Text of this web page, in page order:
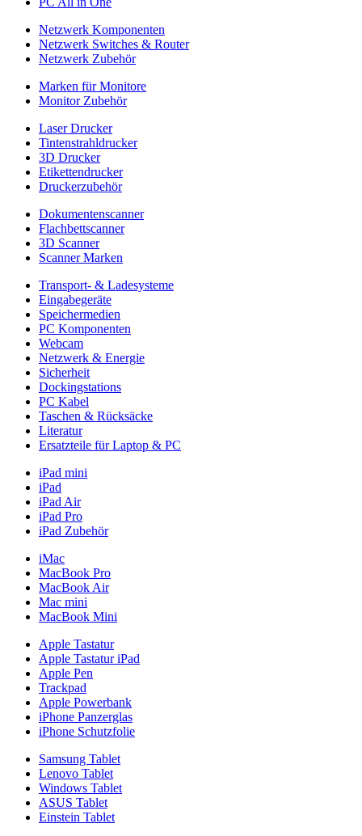
Netzwerk Komponenten
Netzwerk Switches & Router
Netzwerk Zubehör
Marken für Monitore
Monitor Zubehör
Laser Drucker
Tintenstrahldrucker
3D Drucker
Etikettendrucker
Druckerzubehör
Dokumentenscanner
Flachbettscanner
3D Scanner
Scanner Marken
Transport- & Ladesysteme
Eingabegeräte
Speichermedien
PC Komponenten
Webcam
Netzwerk & Energie
Sicherheit
Dockingstations
PC Kabel
Taschen & Rücksäcke
Literatur
Ersatzteile für Laptop & PC
iPad mini
iPad
iPad Air
iPad Pro
iPad Zubehör
iMac
MacBook Pro
MacBook Air
Mac mini
MacBook Mini
Apple Tastatur
Apple Tastatur iPad
Apple Pen
Trackpad
Apple Powerbank
iPhone Panzerglas
iPhone Schutzfolie
Samsung Tablet
Lenovo Tablet
Windows Tablet
ASUS Tablet
Einstein Tablet